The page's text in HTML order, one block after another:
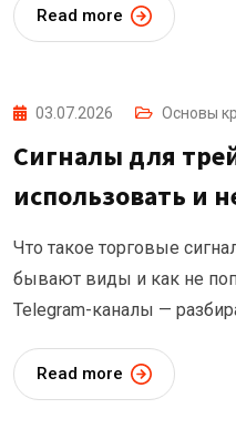
Read more
03.07.2026 Основы
Сигналы для
использовать и
Что такое торговые
бывают виды и как не
Telegram-каналы —
Read more